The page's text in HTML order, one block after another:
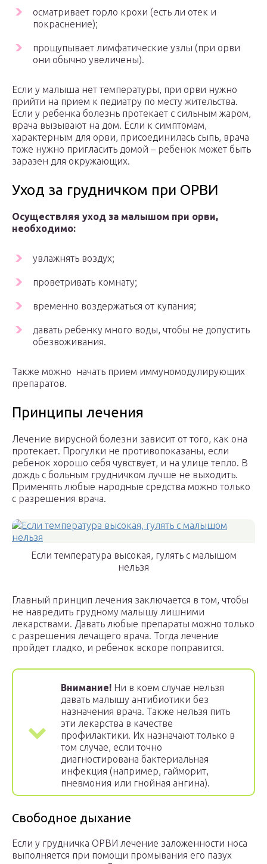
осматривает горло крохи (есть ли отек и
покраснение);
прощупывает лимфатические узлы (при орви
они обычно увеличены).
Если у малыша нет температуры, при орви нужно
прийти на прием к педиатру по месту жительства.
Если у ребенка болезнь протекает с сильным жаром,
врача вызывают на дом. Если к симптомам,
характерным для орви, присоединилась сыпь, врача
тоже нужно пригласить домой – ребенок может быть
заразен для окружающих.
Уход за грудничком при ОРВИ
Осуществляя уход за малышом при орви,
необходимо:
увлажнять воздух;
проветривать комнату;
временно воздержаться от купания;
давать ребенку много воды, чтобы не допустить
обезвоживания.
Также можно начать прием иммуномодулирующих
препаратов.
Принципы лечения
Лечение вирусной болезни зависит от того, как она
протекает. Прогулки не противопоказаны, если
ребенок хорошо себя чувствует, и на улице тепло. В
дождь с больным грудничком лучше не выходить.
Применять любые народные средства можно только
с разрешения врача.
Если температура высокая, гулять с малышом
нельзя
Главный принцип лечения заключается в том, чтобы
не навредить грудному малышу лишними
лекарствами. Давать любые препараты можно только
с разрешения лечащего врача. Тогда лечение
пройдет гладко, и ребенок вскоре поправится.
Внимание! Ни в коем случае нельзя
давать малышу антибиотики без
назначения врача. Также нельзя пить
эти лекарства в качестве
профилактики. Их назначают только в
том случае, если точно
диагностирована бактериальная
инфекция (например, гайморит,
пневмония или гнойная ангина).
Свободное дыхание
Если у грудничка ОРВИ лечение заложенности носа
выполняется при помощи промывания его пазух